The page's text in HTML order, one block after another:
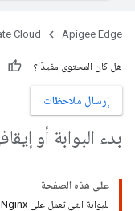
Apigee Edge
Cloud
هل كان المحتوى مفيدًا؟
إرسال ملاحظات
بدء البوابة أو
على هذه الصفحة
للبوابة التي تعمل على Nginx